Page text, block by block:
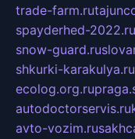
trade-farm.ru
spayderhed-2022.ru
snow-guard.ru
shkurki-karakulya.ru
ecolog.org.ru
autodoctorservis.ru
avto-vozim.ru